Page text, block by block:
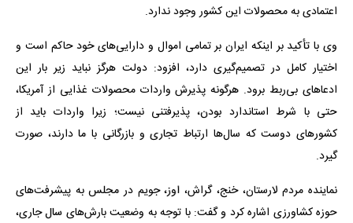
اعتمادی به محصولات این کشور وجود ندارد.
وی با تأکید بر اینکه ایران بر تمامی اموال و دارایی‌های خود حاکم است و
اختیار کامل در تصمیم‌گیری دارد، افزود: دولت هرگز نباید زیر بار این
ادعاهای بی‌ربط برود. هرگونه پذیرش واردات محصولات غذایی از آمریکا،
حتی با شرط استاندارد بودن، پذیرفتنی نیست؛ زیرا واردات باید از
کشورهای دوست که سال‌ها ارتباط تجاری و بازرگانی با ما دارند، صورت
گیرد.
نماینده مردم لارستان، خنج، گراش، اوز، جویم در مجلس به پیشرفت‌های
حوزه کشاورزی اشاره کرد و گفت: با توجه به وضعیت بارش‌های سال جاری،